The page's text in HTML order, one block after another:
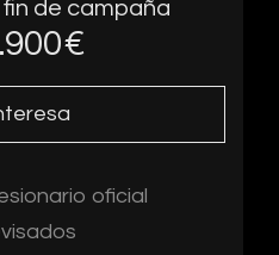
de campaña
€
oficial